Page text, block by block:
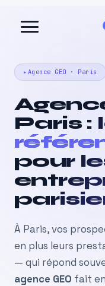
contenu
Agence GEO · Paris
Paris :
pour
À Paris, vos
en plus leurs
— qui répond
agence GEO fait